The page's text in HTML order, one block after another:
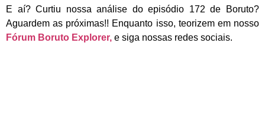
E aí? Curtiu nossa análise do episódio 172 de Boruto?
Aguardem as próximas!! Enquanto isso, teorizem em nosso
Fórum Boruto Explorer, e siga nossas redes sociais.